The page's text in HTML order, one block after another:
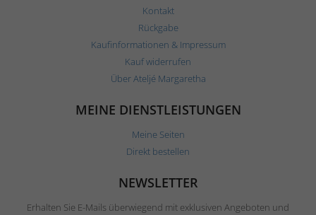
Kontakt
Rückgabe
Kaufinformationen & Impressum
Kauf widerrufen
Über Ateljé Margaretha
MEINE DIENSTLEISTUNGEN
Meine Seiten
Direkt bestellen
NEWSLETTER
Erhalten Sie E-Mails überwiegend mit exklusiven Angeboten und